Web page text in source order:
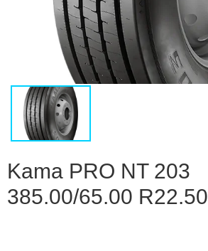
О КОМПАНИИ
КОНТАКТЫ
Избранное
Сравнение
Kama PRO NT 203
385.00/65.00 R22.50